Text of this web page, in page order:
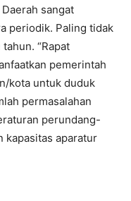
sangat
periodik. Paling tidak
“Rapat
pemerintah
kota untuk duduk
permasalahan
perundang-
kapasitas aparatur